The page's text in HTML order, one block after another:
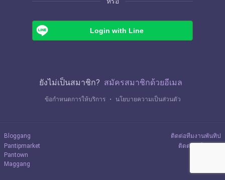
Login with Line
ยังไม่เป็นสมาชิก? สมัครสมาชิกด้วยอีเมล
ข้อกำหนดการให้บริการ ・ นโยบายความเป็นส่วนตัว
Bloggang
Pantipmarket
Pantown
Maggang
ติดต่อทีมงานพันทิป
ติดต่อลงโฆษณา